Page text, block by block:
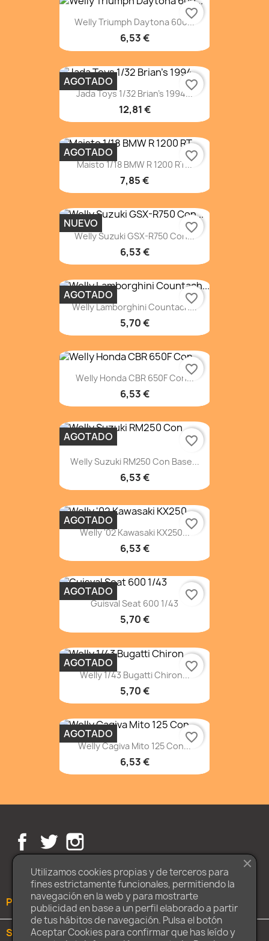
Welly Triumph Daytona 600...
6,53 €
favorite_border
Jada Toys 1/32 Brian's 1994...
12,81 €
AGOTADO favorite_border
Maisto 1/18 BMW R 1200 RT...
7,85 €
AGOTADO favorite_border
Welly Suzuki GSX-R750 Con...
6,53 €
NUEVO favorite_border
Welly Lamborghini Countach...
5,70 €
AGOTADO favorite_border
Welly Honda CBR 650F Con...
6,53 €
favorite_border
Welly Suzuki RM250 Con Base...
6,53 €
AGOTADO favorite_border
Welly '02 Kawasaki KX250...
6,53 €
AGOTADO favorite_border
Guisval Seat 600 1/43
5,70 €
AGOTADO favorite_border
Welly 1/43 Bugatti Chiron...
5,70 €
AGOTADO favorite_border
Welly Cagiva Mito 125 Con...
6,53 €
AGOTADO favorite_border
Facebook
Twitter
PRODUCTOS
SOBRE NOSOTROS
Utilizamos cookies propias y de terceros para
fines estrictamente funcionales, permitiendo la
navegación en la web y para mostrarte
publicidad en base a un perfil elaborado a partir
de tus hábitos de navegación. Pulsa el botón
Aceptar Cookies para confirmar que has leído y